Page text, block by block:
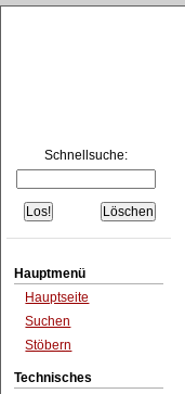
Schnellsuche:
Hauptmenü
Hauptseite
Suchen
Stöbern
Technisches